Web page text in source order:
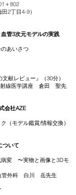
＋802
2丁目4-9）
3次元モデルの実践
つ
献レビュー』（30分）
線医学講座 倉田 聖先
会社AZE
ル鑑賞/情報交換）
ついて
変 〜実物と画像と3Dモ
外科 白川 岳先生